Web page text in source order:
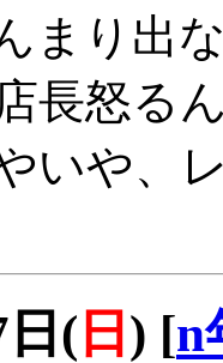
まり出
長怒る
いや、
( 日 ) [n